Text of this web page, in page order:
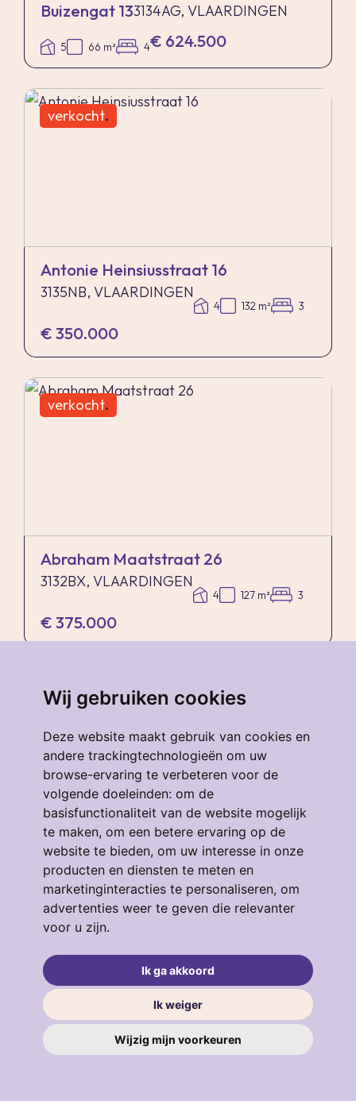
Wij gebruiken cookies
Deze website maakt gebruik van cookies en
andere trackingtechnologieën om uw
browse-ervaring te verbeteren voor de
volgende doeleinden: om de
basisfunctionaliteit van de website mogelijk
te maken, om een betere ervaring op de
website te bieden, om uw interesse in onze
producten en diensten te meten en
marketinginteracties te personaliseren, om
advertenties weer te geven die relevanter
voor u zijn.
Ik ga akkoord
Ik weiger
Wijzig mijn voorkeuren
Buizengat 133134AG, VLAARDINGEN
5 66 m² 4€ 624.500
verkocht.
Antonie Heinsiusstraat 16
3135NB, VLAARDINGEN
4 132 m² 3
€ 350.000
verkocht.
Abraham Maatstraat 26
3132BX, VLAARDINGEN
4 127 m² 3
€ 375.000
verkocht.
Eendrachtstraat 64
3134GM, VLAARDINGEN
4 53 m²
€ 319.000
verkocht.